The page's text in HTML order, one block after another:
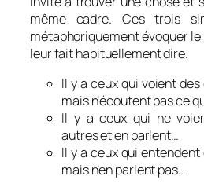
même cadre. Ces trois
métaphoriquement évoquer le
leur fait habituellement dire.
Il y a ceux qui voient
mais n’écoutent pas ce
Il y a ceux qui ne
autres et en parlent…
Il y a ceux qui
mais n’en parlent pas…